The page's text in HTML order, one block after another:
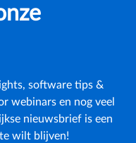
software tips &
webinars en nog veel
nieuwsbrief is een
wilt blijven!